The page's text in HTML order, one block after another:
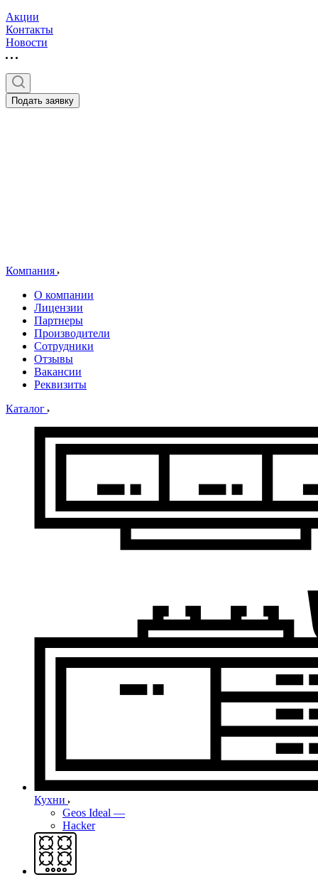
Акции
Контакты
Новости
Подать заявку
Компания
О компании
Лицензии
Партнеры
Производители
Сотрудники
Отзывы
Вакансии
Реквизиты
Каталог
Кухни
Geos Ideal —
Hacker